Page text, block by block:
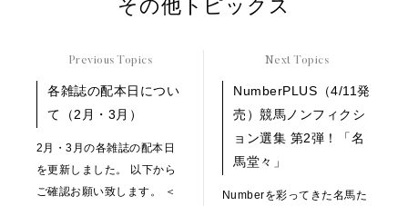
その他トピックス
Previous Topics
各雑誌の配本日につい
て（2月・3月）
2月・3月の各雑誌の配本日
を更新しました。 以下から
ご確認お願い致します。 ＜
Next Topics
NumberPLUS（4/11発
売）競馬ノンフィクシ
ョン選集 第2弾！「名
馬堂々」
Numberを彩ってきた名馬た